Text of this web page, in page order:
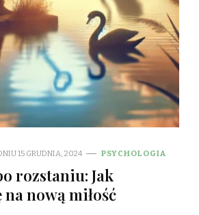
15 GRUDNIA, 2024 PSYCHOLOGIA
rozstaniu: Jak
nową miłość